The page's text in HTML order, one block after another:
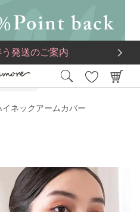
発送のご案内
モア)
ネックアームカバー